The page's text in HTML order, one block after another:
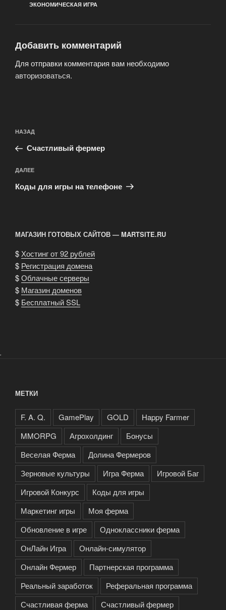
ЭКОНОМИЧЕСКАЯ ИГРА
Добавить комментарий
Для отправки комментария вам необходимо
авторизоваться.
по
записям
Предыдущая
запись:
НАЗАД
Счастливый фермер
Следующая
запись
ДАЛЕЕ
Коды для игры на телефоне
МАГАЗИН ГОТОВЫХ САЙТОВ — MARTSITE.RU
$Хостинг от 92 рублей
$ Регистрация домена
$Облачные серверы
$ Магазин доменов
$ Бесплатный SSL
.
МЕТКИ
F. A. Q. GamePlay GOLD
Happy Farmer
MMORPG
Агрохолдинг
Бонусы
Веселая Ферма
Долина Фермеров
Зерновые культуры
Игра Ферма
Игровой Баг
Игровой Конкурс
Коды для игры
Маркетинг игры
Моя ферма
Обновление в игре
Одноклассники ферма
ОнЛайн Игра
Онлайн-симулятор
Онлайн Фермер
Партнерская программа
Реальный заработок
Реферальная программа
Счастливая ферма
Счастливый фермер